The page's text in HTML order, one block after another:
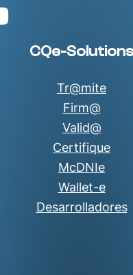
YouTube
CQe-Solutions
Tr@mite
Firm@
Valid@
Certifique
McDNIe
Wallet-e
Desarrolladores